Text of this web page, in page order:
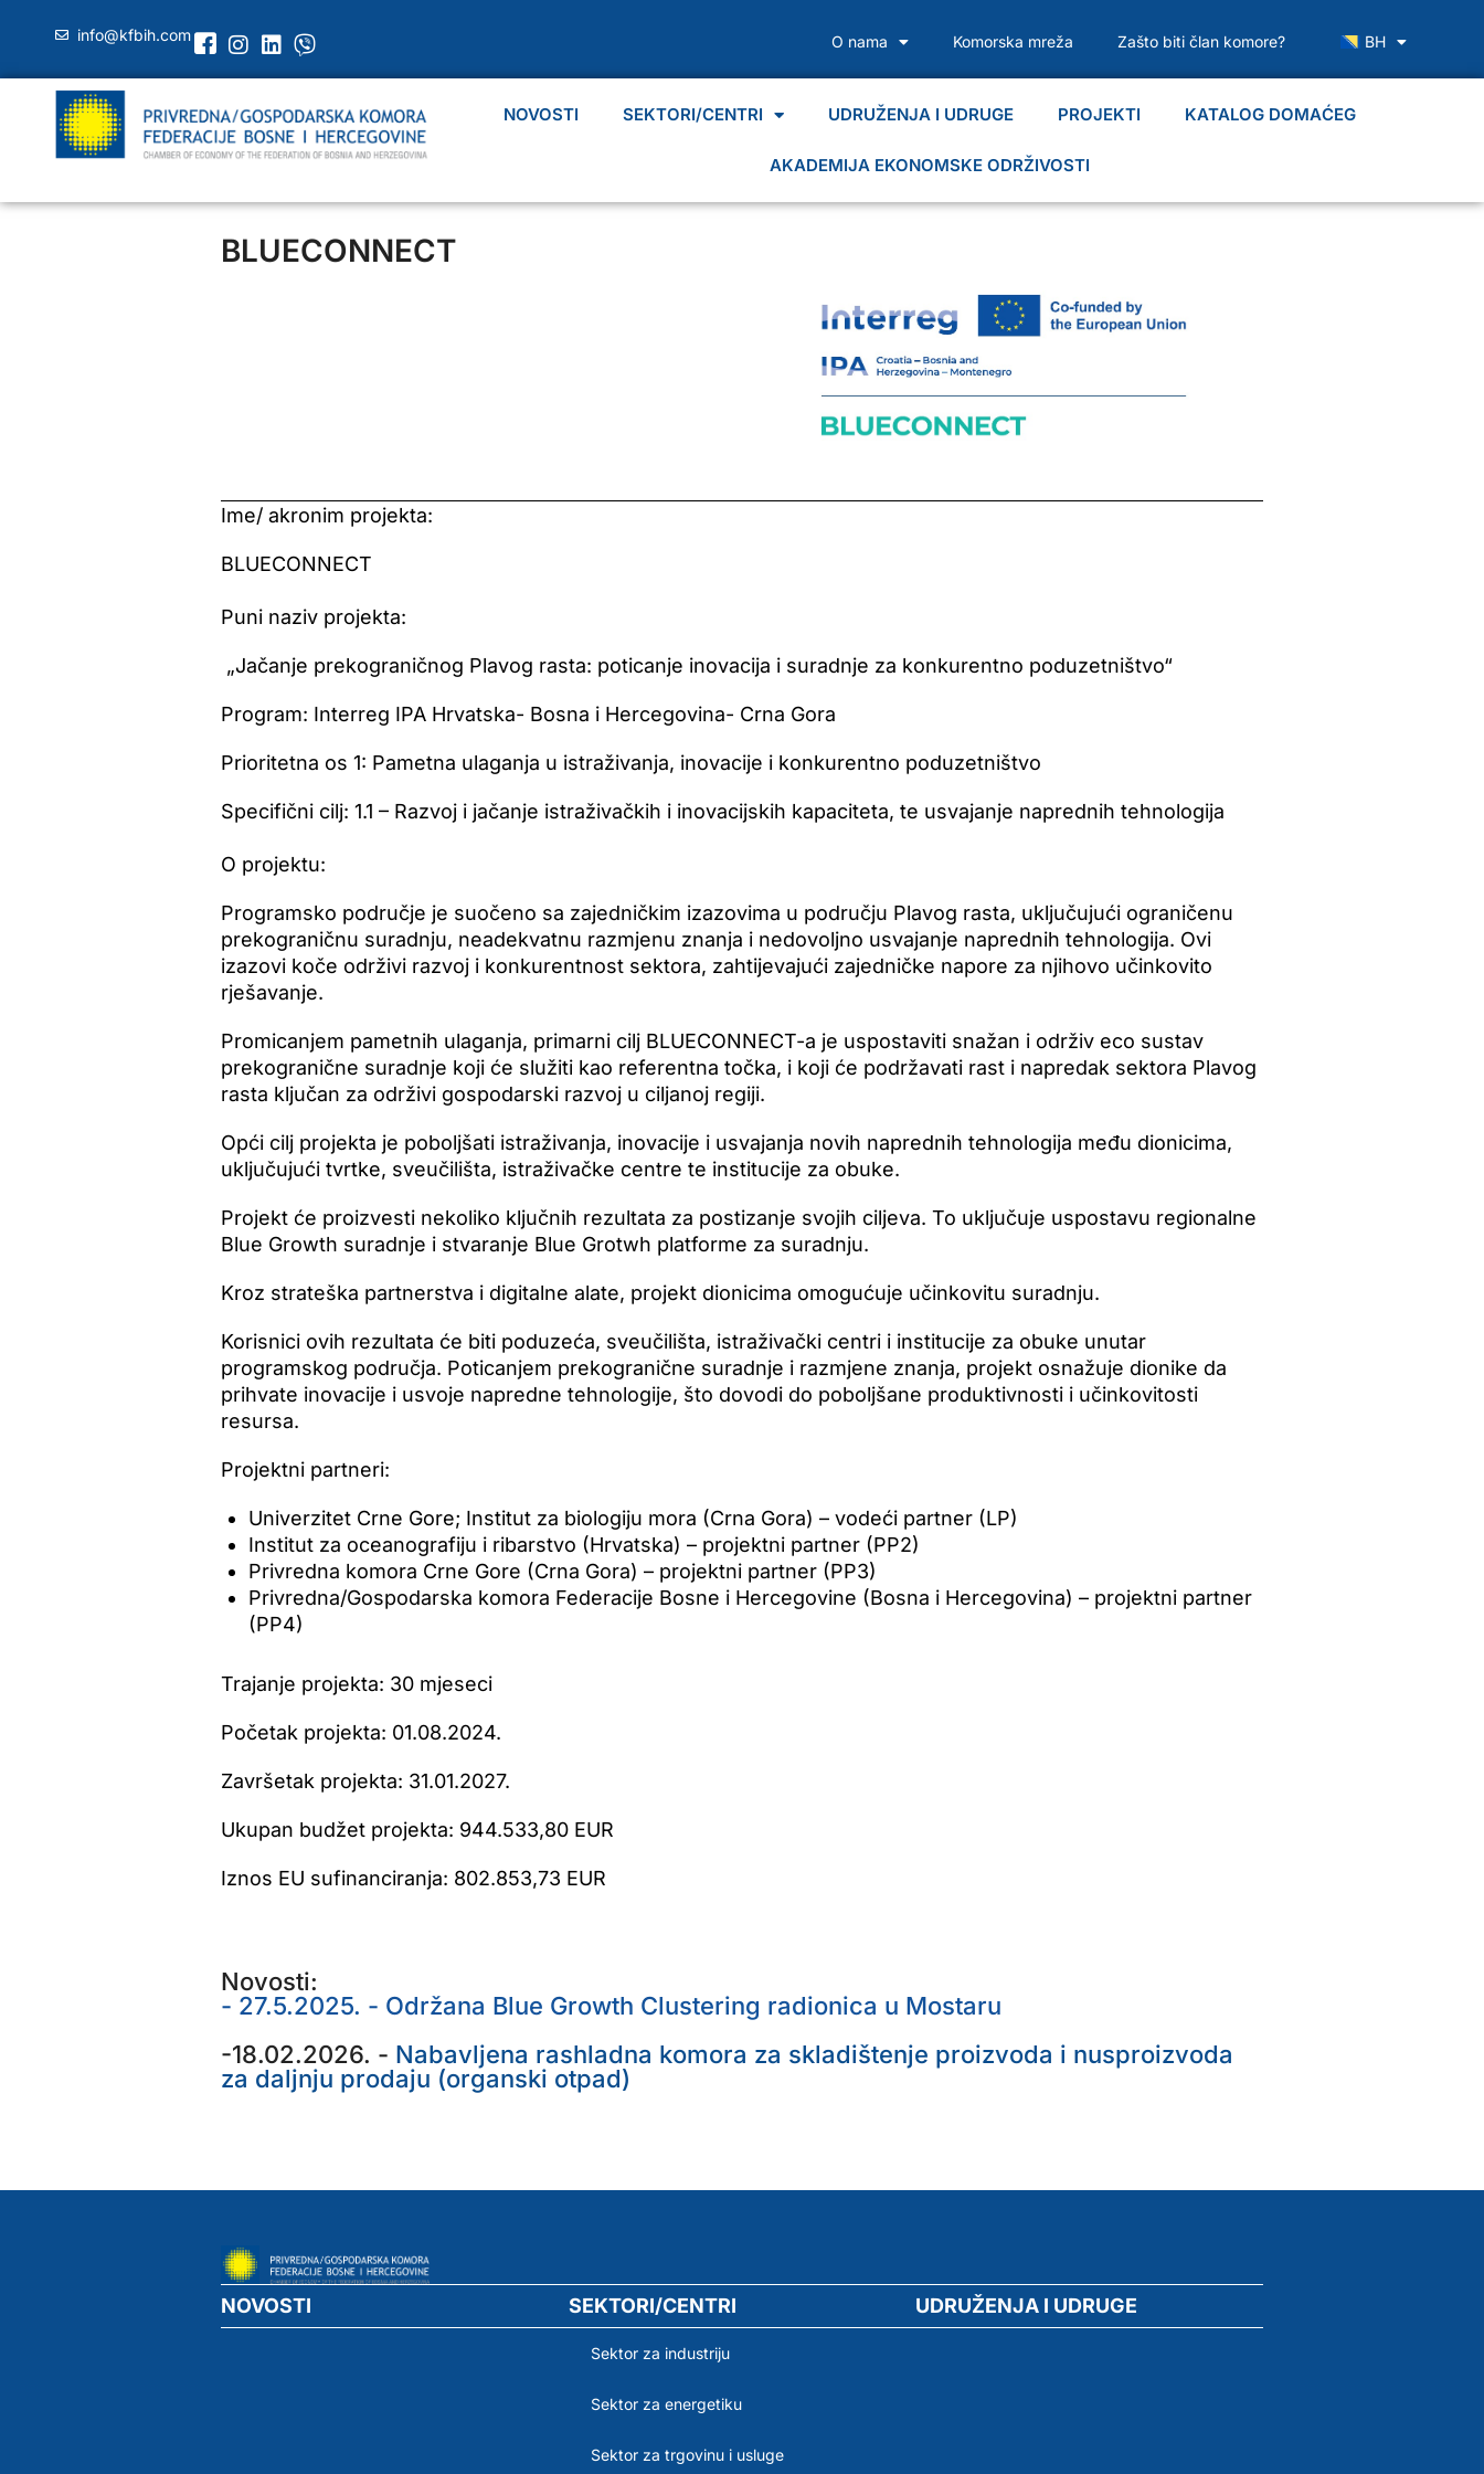
info@kfbih.com O nama Komorska mreža Zašto biti član komore? BH
NOVOSTI SEKTORI/CENTRI UDRUŽENJA I UDRUGE PROJEKTI KATALOG DOMAĆEG
AKADEMIJA EKONOMSKE ODRŽIVOSTI
BLUECONNECT
Ime/ akronim projekta:
BLUECONNECT
Puni naziv projekta:
„Jačanje prekograničnog Plavog rasta: poticanje inovacija i suradnje za konkurentno poduzetništvo“
Program: Interreg IPA Hrvatska- Bosna i Hercegovina- Crna Gora
Prioritetna os 1: Pametna ulaganja u istraživanja, inovacije i konkurentno poduzetništvo
Specifični cilj: 1.1 – Razvoj i jačanje istraživačkih i inovacijskih kapaciteta, te usvajanje naprednih tehnologija
O projektu:
Programsko područje je suočeno sa zajedničkim izazovima u području Plavog rasta, uključujući ograničenu
prekograničnu suradnju, neadekvatnu razmjenu znanja i nedovoljno usvajanje naprednih tehnologija. Ovi
izazovi koče održivi razvoj i konkurentnost sektora, zahtijevajući zajedničke napore za njihovo učinkovito
rješavanje.
Promicanjem pametnih ulaganja, primarni cilj BLUECONNECT-a je uspostaviti snažan i održiv eco sustav
prekogranične suradnje koji će služiti kao referentna točka, i koji će podržavati rast i napredak sektora Plavog
rasta ključan za održivi gospodarski razvoj u ciljanoj regiji.
Opći cilj projekta je poboljšati istraživanja, inovacije i usvajanja novih naprednih tehnologija među dionicima,
uključujući tvrtke, sveučilišta, istraživačke centre te institucije za obuke.
Projekt će proizvesti nekoliko ključnih rezultata za postizanje svojih ciljeva. To uključuje uspostavu regionalne
Blue Growth suradnje i stvaranje Blue Grotwh platforme za suradnju.
Kroz strateška partnerstva i digitalne alate, projekt dionicima omogućuje učinkovitu suradnju.
Korisnici ovih rezultata će biti poduzeća, sveučilišta, istraživački centri i institucije za obuke unutar
programskog područja. Poticanjem prekogranične suradnje i razmjene znanja, projekt osnažuje dionike da
prihvate inovacije i usvoje napredne tehnologije, što dovodi do poboljšane produktivnosti i učinkovitosti
resursa.
Projektni partneri:
Univerzitet Crne Gore; Institut za biologiju mora (Crna Gora) – vodeći partner (LP)
Institut za oceanografiju i ribarstvo (Hrvatska) – projektni partner (PP2)
Privredna komora Crne Gore (Crna Gora) – projektni partner (PP3)
Privredna/Gospodarska komora Federacije Bosne i Hercegovine (Bosna i Hercegovina) – projektni partner
(PP4)
Trajanje projekta: 30 mjeseci
Početak projekta: 01.08.2024.
Završetak projekta: 31.01.2027.
Ukupan budžet projekta: 944.533,80 EUR
Iznos EU sufinanciranja: 802.853,73 EUR
Novosti:
- 27.5.2025. - Održana Blue Growth Clustering radionica u Mostaru
-18.02.2026. - Nabavljena rashladna komora za skladištenje proizvoda i nusproizvoda
za daljnju prodaju (organski otpad)
NOVOSTI SEKTORI/CENTRI
Sektor za industriju
Sektor za energetiku
Sektor za trgovinu i usluge
UDRUŽENJA I UDRUGE